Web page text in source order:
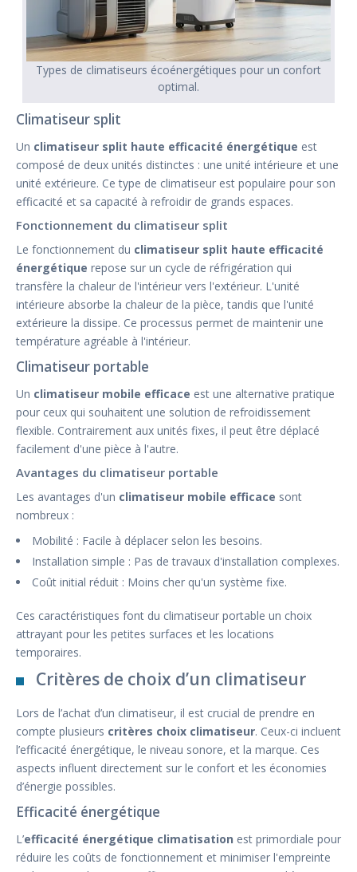
Types de climatiseurs écoénergétiques pour un confort
optimal.
Climatiseur split
Un climatiseur split haute efficacité énergétique est
composé de deux unités distinctes : une unité intérieure et une
unité extérieure. Ce type de climatiseur est populaire pour son
efficacité et sa capacité à refroidir de grands espaces.
Fonctionnement du climatiseur split
Le fonctionnement du climatiseur split haute efficacité
énergétique repose sur un cycle de réfrigération qui
transfère la chaleur de l'intérieur vers l'extérieur. L'unité
intérieure absorbe la chaleur de la pièce, tandis que l'unité
extérieure la dissipe. Ce processus permet de maintenir une
température agréable à l'intérieur.
Climatiseur portable
Un climatiseur mobile efficace est une alternative pratique
pour ceux qui souhaitent une solution de refroidissement
flexible. Contrairement aux unités fixes, il peut être déplacé
facilement d'une pièce à l'autre.
Avantages du climatiseur portable
Les avantages d'un climatiseur mobile efficace sont
nombreux :
Mobilité : Facile à déplacer selon les besoins.
Installation simple : Pas de travaux d'installation complexes.
Coût initial réduit : Moins cher qu'un système fixe.
Ces caractéristiques font du climatiseur portable un choix
attrayant pour les petites surfaces et les locations
temporaires.
Critères de choix d’un climatiseur
Lors de l’achat d’un climatiseur, il est crucial de prendre en
compte plusieurs critères choix climatiseur. Ceux-ci incluent
l’efficacité énergétique, le niveau sonore, et la marque. Ces
aspects influent directement sur le confort et les économies
d’énergie possibles.
Efficacité énergétique
L’efficacité énergétique climatisation est primordiale pour
réduire les coûts de fonctionnement et minimiser l'empreinte